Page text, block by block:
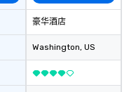
豪华酒店
Washington, US